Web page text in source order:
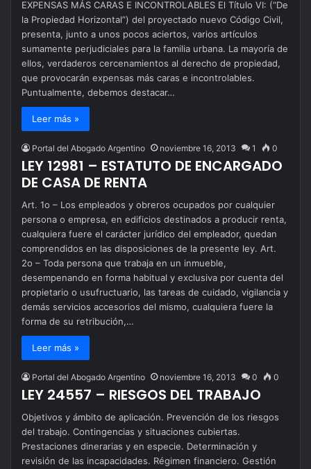
EXPENSAS MÁS CARAS E INCONTROLABLES El Título VI: (“De
la Propiedad Horizontal”) del proyectado nuevo Código Civil,
presenta, junto a unos pocos aciertos, varios artículos
sumamente perjudiciales para la familia urbana. La mayoría de
ellos, verdaderos cercenamientos al derecho de propiedad,
que provocarán expensas más caras e incontrolables.
Puntualmente, debemos destacar…
Leer más »
Portal del Abogado Argentino noviembre 16, 2013 1 0
LEY 12981 – ESTATUTO DE ENCARGADO
DE CASA DE RENTA
Art. 1o – Los empleados y obreros ocupados por cualquier
persona o empresa, en edificios destinados a producir renta,
cualquiera fuere el carácter jurídico del empleador, quedan
comprendidos en las disposiciones de la presente ley. Art.
2o – Toda persona que trabaja en un inmueble,
desempenando en forma habitual y exclusiva por cuenta del
propietario o usufructuario, las tareas de cuidado, vigilancia y
demás servicios accesorios del mismo, cualquiera fuere la
forma de su retribución,…
Leer más »
Portal del Abogado Argentino noviembre 16, 2013 0 0
LEY 24557 – RIESGOS DEL TRABAJO
Objetivos y ámbito de aplicación. Prevención de los riesgos
del trabajo. Contingencias y situaciones cubiertas.
Prestaciones dinerarias y en especie. Determinación y
revisión de las incapacidades. Régimen financiero. Gestión